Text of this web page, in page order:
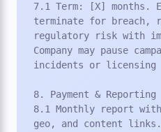
7.1 Term: [X] months.
terminate for breach,
regulatory risk with
Company may pause
incidents or licensing
8. Payment & Reporting
8.1 Monthly report
geo, and content